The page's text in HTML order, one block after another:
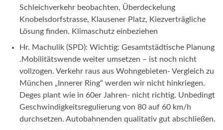
Schleichverkehr beobachten, Überdeckelung
Knobelsdorfstrasse, Klausener Platz, Kiezverträgliche
Lösung finden. Klimaschutz einbeziehen
Hr. Machulik (SPD): Wichtig: Gesamtstädtische Planung
.Mobilitätswende weiter umsetzen – ist noch nicht
vollzogen. Verkehr raus aus Wohngebieten- Vergleich zu
München „Innerer Ring“ werden wir nicht hinkriegen.
Deges plant wie in 60er Jahren- nicht richtig. Unbedingt
Geschwindigkeitsregulierung von 80 auf 60 km/h
durchsetzen. Autobahnenden qualitativ gut abschließen.